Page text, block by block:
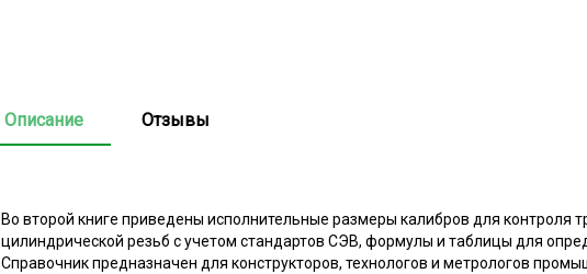
Описание Отзывы
Во второй книге приведены исполнительные размеры калибров для контроля
цилиндрической резьб с учетом стандартов СЭВ, формулы и таблицы для
Справочник предназначен для конструкторов, технологов и метрологов